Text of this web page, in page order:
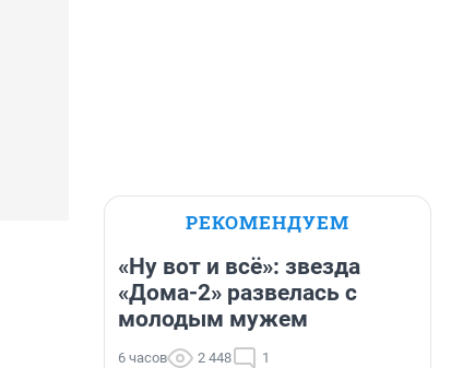
РЕКОМЕНДУЕМ
«Ну вот и всё»: звезда
«Дома-2» развелась с
молодым мужем
6 часов 2 448 1